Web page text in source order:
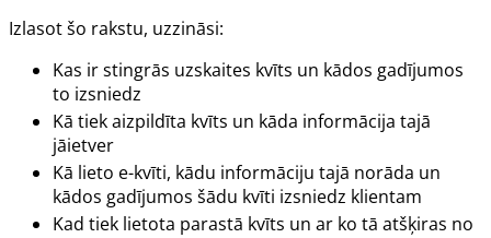
Izlasot šo rakstu, uzzināsi:
Kas ir stingrās uzskaites kvīts un kādos gadījumos
to izsniedz
Kā tiek aizpildīta kvīts un kāda informācija tajā
jāietver
Kā lieto e-kvīti, kādu informāciju tajā norāda un
kādos gadījumos šādu kvīti izsniedz klientam
Kad tiek lietota parastā kvīts un ar ko tā atšķiras no